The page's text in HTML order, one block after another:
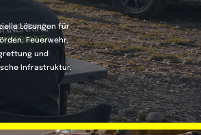
Lösungen für
Feuerwehr,
und
Infrastruktur.